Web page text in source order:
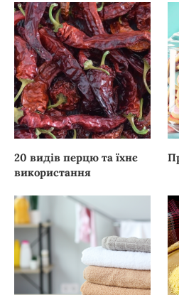
20 видів перцю та їхнє
використання